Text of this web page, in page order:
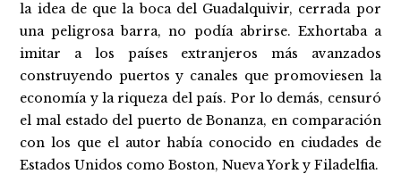
la idea de que la boca del Guadalquivir, cerrada por
una peligrosa barra, no podía abrirse. Exhortaba a
imitar a los países extranjeros más avanzados
construyendo puertos y canales que promoviesen la
economía y la riqueza del país. Por lo demás, censuró
el mal estado del puerto de Bonanza, en comparación
con los que el autor había conocido en ciudades de
Estados Unidos como Boston, Nueva York y Filadelfia.